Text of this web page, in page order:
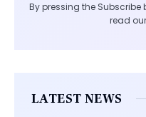
By pressing the
read
LATEST NEWS